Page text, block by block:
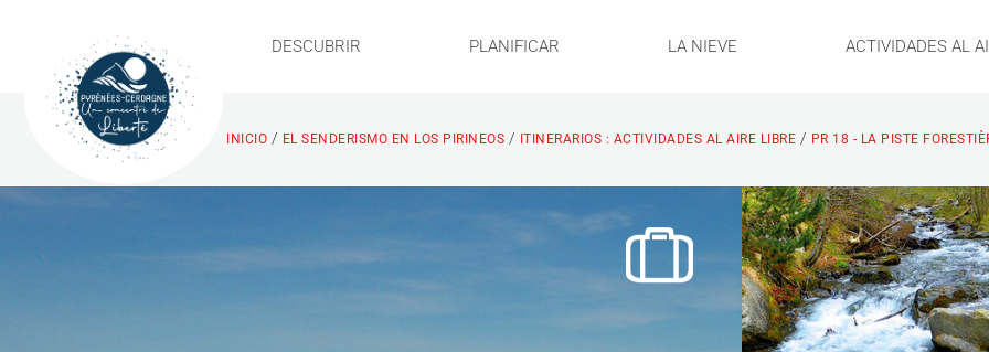
DESCUBRIR PLANIFICAR LA NIEVE ACTIVIDADES AL
INICIO / EL SENDERISMO EN LOS PIRINEOS / ITINERARIOS : ACTIVIDADES AL AIRE LIBRE / PR 18 - LA PISTE